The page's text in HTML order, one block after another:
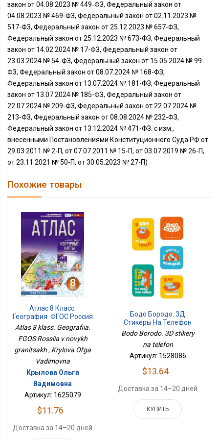
закон от 04.08.2023 № 449‑ФЗ, Федеральный закон от
04.08.2023 № 469-ФЗ, Федеральный закон от 02.11.2023 №
517-ФЗ, Федеральный закон от 25.12.2023 № 657-ФЗ,
Федеральный закон от 25.12.2023 № 673-ФЗ, Федеральный
закон от 14.02.2024 № 17-ФЗ, Федеральный закон от
23.03.2024 № 54-ФЗ, Федеральный закон от 15.05.2024 № 99-
ФЗ, Федеральный закон от 08.07.2024 № 168-ФЗ,
Федеральный закон от 13.07.2024 № 181-ФЗ, Федеральный
закон от 13.07.2024 № 185-ФЗ, Федеральный закон от
22.07.2024 № 209-ФЗ, Федеральный закон от 22.07.2024 №
213-ФЗ, Федеральный закон от 08.08.2024 № 232-ФЗ,
Федеральный закон от 13.12.2024 № 471-ФЗ. с изм.,
внесенными Постановлениями Конституционного Суда РФ от
29.03.2011 № 2-П, от 07.07.2011 № 15-П, от 03.07.2019 № 26-П,
от 23.11.2021 № 50-П, от 30.05.2023 № 27-П)
Похожие товары
Атлас 8 Класс.
География. ФГОС Россия
В Новых Границах
Atlas 8 klass. Geografiia.
FGOS Rossiia v novykh
granitsakh , Krylova Ol'ga
Vadimovna
Крылова Ольга
Вадимовна
Артикул: 1625079
$11.76
Доставка за 14–20 дней
Бодо Бородо. 3Д
Стикеры На Телефон
Bodo Borodo. 3D stikery
na telefon
Артикул: 1528086
$13.64
Доставка за 14–20 дней
КУПИТЬ